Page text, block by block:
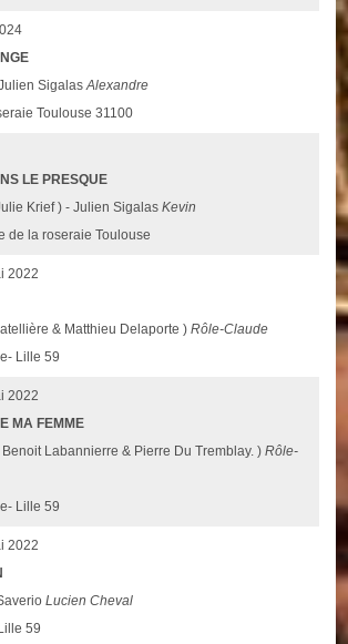
SigalasAlexandre
Toulouse 31100
LE PRESQUE
Krief ) - Julien SigalasKevin
de la roseraie Toulouse
2022
& Matthieu Delaporte )Rôle-Claude
Lille 59
2022
MA FEMME
Labannierre & Pierre Du Tremblay. )Rôle-
Lille 59
2022
Lucien Cheval
59